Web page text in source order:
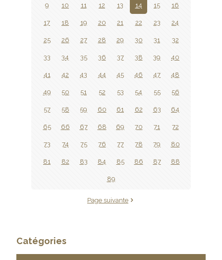
9 10 11 12 13 14 15 16
17 18 19 20 21 22 23 24
25 26 27 28 29 30 31 32
33 34 35 36 37 38 39 40
41 42 43 44 45 46 47 48
49 50 51 52 53 54 55 56
57 58 59 60 61 62 63 64
65 66 67 68 69 70 71 72
73 74 75 76 77 78 79 80
81 82 83 84 85 86 87 88
89
Page suivante
Catégories